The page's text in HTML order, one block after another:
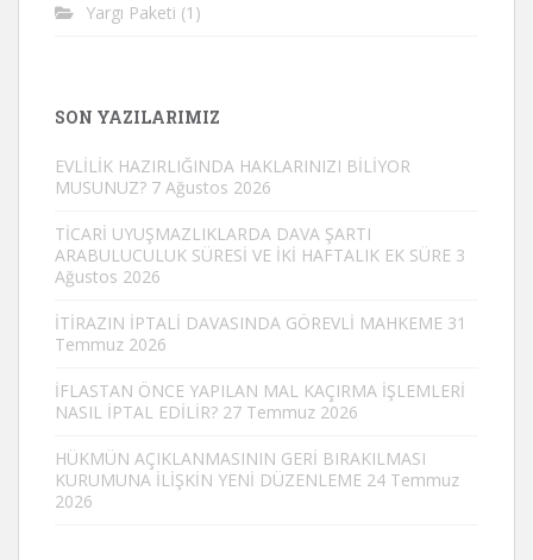
Yargı Paketi (1)
SON YAZILARIMIZ
EVLİLİK HAZIRLIĞINDA HAKLARINIZI BİLİYOR
MUSUNUZ? 7 Ağustos 2026
TİCARİ UYUŞMAZLIKLARDA DAVA ŞARTI
ARABULUCULUK SÜRESİ VE İKİ HAFTALIK EK SÜRE 3
Ağustos 2026
İTİRAZIN İPTALİ DAVASINDA GÖREVLİ MAHKEME 31
Temmuz 2026
İFLASTAN ÖNCE YAPILAN MAL KAÇIRMA İŞLEMLERİ
NASIL İPTAL EDİLİR? 27 Temmuz 2026
HÜKMÜN AÇIKLANMASININ GERİ BIRAKILMASI
KURUMUNA İLİŞKİN YENİ DÜZENLEME 24 Temmuz
2026